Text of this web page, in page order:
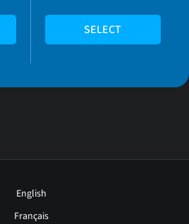
SELECT
English
Français